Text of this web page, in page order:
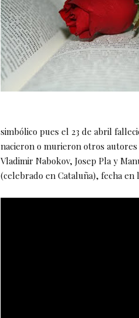
simbólico pues el 23 de abril
nacieron o murieron otros
Vladimir Nabokov, Josep Pla y
(celebrado en Cataluña), fecha